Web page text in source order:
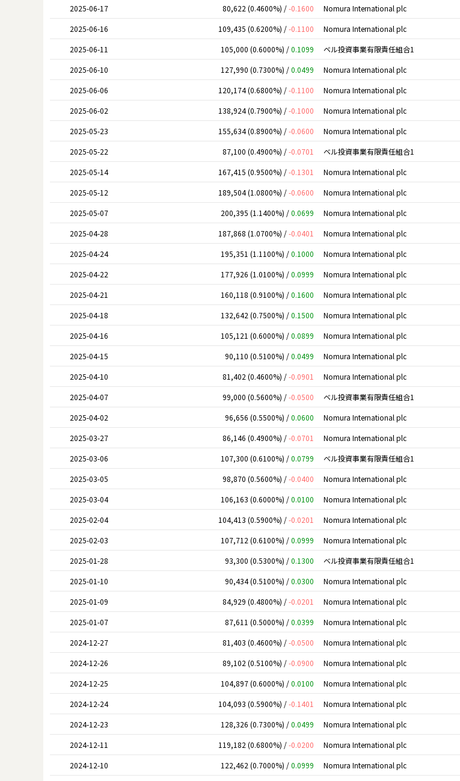
2025-06-17
80,622 (0.4600%) /-0.1600 Nomura International plc
2025-06-16
109,435 (0.6200%) /-0.1100 Nomura International plc
2025-06-11
105,000 (0.6000%) /0.1099 ベル投資事業有限責任組合1
2025-06-10
127,990 (0.7300%) /0.0499 Nomura International plc
2025-06-06
120,174 (0.6800%) /-0.1100 Nomura International plc
2025-06-02
138,924 (0.7900%) /-0.1000 Nomura International plc
2025-05-23
155,634 (0.8900%) /-0.0600 Nomura International plc
2025-05-22
87,100 (0.4900%) /-0.0701 ベル投資事業有限責任組合1
2025-05-14
167,415 (0.9500%) /-0.1301 Nomura International plc
2025-05-12
189,504 (1.0800%) /-0.0600 Nomura International plc
2025-05-07
200,395 (1.1400%) /0.0699 Nomura International plc
2025-04-28
187,868 (1.0700%) /-0.0401 Nomura International plc
2025-04-24
195,351 (1.1100%) /0.1000 Nomura International plc
2025-04-22
177,926 (1.0100%) /0.0999 Nomura International plc
2025-04-21
160,118 (0.9100%) /0.1600 Nomura International plc
2025-04-18
132,642 (0.7500%) /0.1500 Nomura International plc
2025-04-16
105,121 (0.6000%) /0.0899 Nomura International plc
2025-04-15
90,110 (0.5100%) /0.0499 Nomura International plc
2025-04-10
81,402 (0.4600%) /-0.0901 Nomura International plc
2025-04-07
99,000 (0.5600%) /-0.0500 ベル投資事業有限責任組合1
2025-04-02
96,656 (0.5500%) /0.0600 Nomura International plc
2025-03-27
86,146 (0.4900%) /-0.0701 Nomura International plc
2025-03-06
107,300 (0.6100%) /0.0799 ベル投資事業有限責任組合1
2025-03-05
98,870 (0.5600%) /-0.0400 Nomura International plc
2025-03-04
106,163 (0.6000%) /0.0100 Nomura International plc
2025-02-04
104,413 (0.5900%) /-0.0201 Nomura International plc
2025-02-03
107,712 (0.6100%) /0.0999 Nomura International plc
2025-01-28
93,300 (0.5300%) /0.1300 ベル投資事業有限責任組合1
2025-01-10
90,434 (0.5100%) /0.0300 Nomura International plc
2025-01-09
84,929 (0.4800%) /-0.0201 Nomura International plc
2025-01-07
87,611 (0.5000%) /0.0399 Nomura International plc
2024-12-27
81,403 (0.4600%) /-0.0500 Nomura International plc
2024-12-26
89,102 (0.5100%) /-0.0900 Nomura International plc
2024-12-25
104,897 (0.6000%) /0.0100 Nomura International plc
2024-12-24
104,093 (0.5900%) /-0.1401 Nomura International plc
2024-12-23
128,326 (0.7300%) /0.0499 Nomura International plc
2024-12-11
119,182 (0.6800%) /-0.0200 Nomura International plc
2024-12-10
122,462 (0.7000%) /0.0999 Nomura International plc